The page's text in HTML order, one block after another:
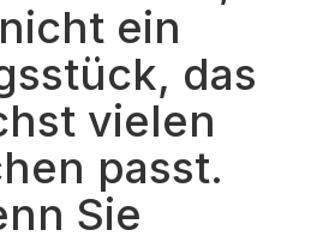
ein
das
vielen
passt.
Sie